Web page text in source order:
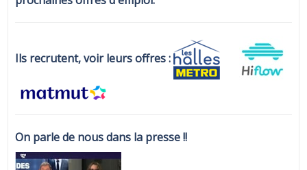
Ils recrutent, voir leurs offres :
On parle de nous dans la presse !!